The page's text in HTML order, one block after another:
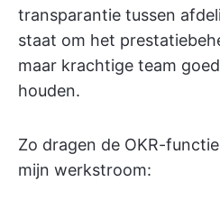
transparantie tussen
staat om het
maar krachtige team
houden.
Zo dragen de OKR-
mijn werkstroom: